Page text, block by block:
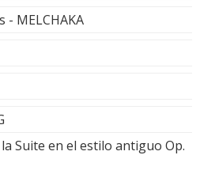
- MELCHAKA
Suite en el estilo antiguo Op.